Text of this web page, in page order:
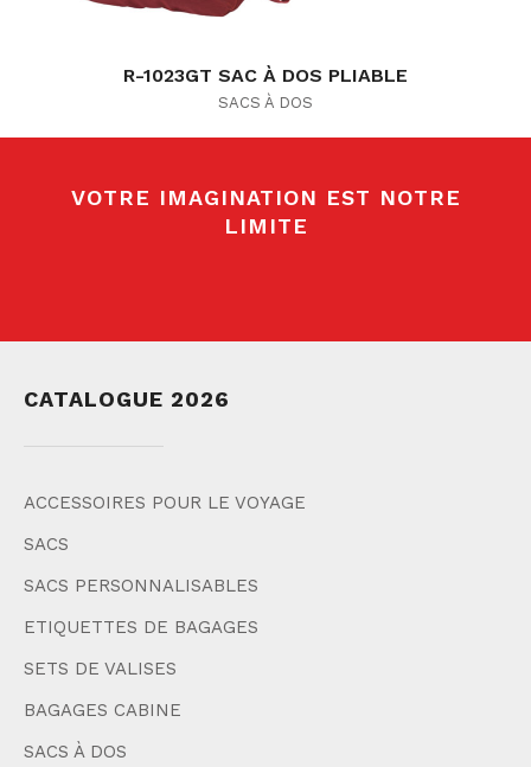
R-1023GT SAC À DOS PLIABLE
SACS À DOS
VOTRE IMAGINATION EST NOTRE
LIMITE
CATALOGUE 2026
ACCESSOIRES POUR LE VOYAGE
SACS
SACS PERSONNALISABLES
ETIQUETTES DE BAGAGES
SETS DE VALISES
BAGAGES CABINE
SACS À DOS